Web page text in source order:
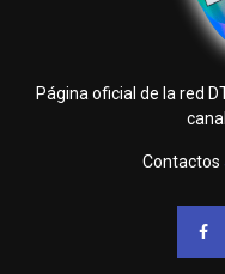
Página oficial de la red
Contactos